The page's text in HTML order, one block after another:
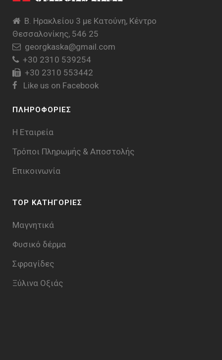
Β. Ηρακλείου 3 με Κατούνη, Κέντρο
Θεσσαλονίκης, 546 25
georgkaska@gmail.com
+30 2310 539254
+30 2310 553442
Like us on Facebook
ΠΛΗΡΟΦΟΡΙΕΣ
Η Εταιρεία
Τρόποι Πληρωμής & Aποστολής
Επικοινωνία
TOP ΚΑΤΗΓΟΡΙΕΣ
Μαγνητικά
Φυσικό δέρμα
Σφραγίδες
Ξύλινα Οξιάς